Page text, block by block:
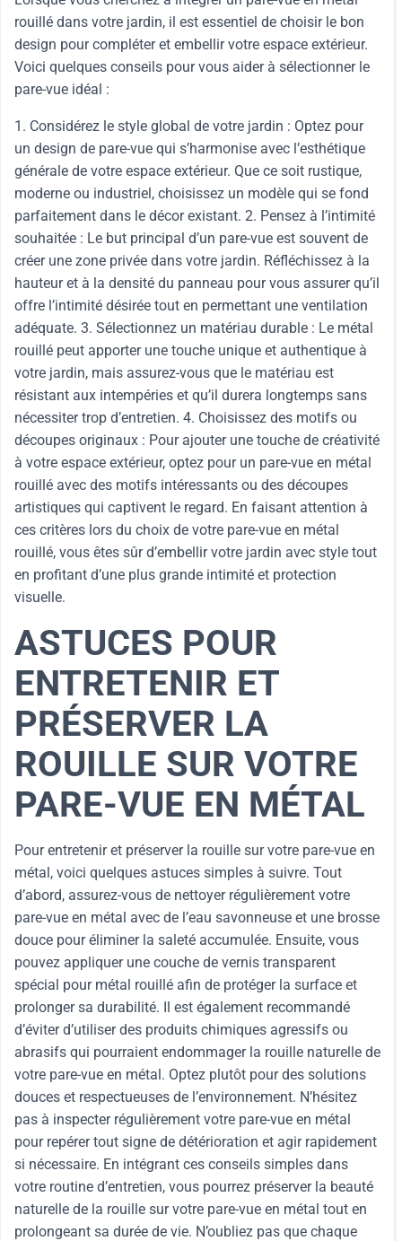
rouillé dans votre jardin, il est essentiel de choisir le bon
design pour compléter et embellir votre espace extérieur.
Voici quelques conseils pour vous aider à sélectionner le
pare-vue idéal :
1. Considérez le style global de votre jardin : Optez pour
un design de pare-vue qui s’harmonise avec l’esthétique
générale de votre espace extérieur. Que ce soit rustique,
moderne ou industriel, choisissez un modèle qui se fond
parfaitement dans le décor existant. 2. Pensez à l’intimité
souhaitée : Le but principal d’un pare-vue est souvent de
créer une zone privée dans votre jardin. Réfléchissez à la
hauteur et à la densité du panneau pour vous assurer qu’il
offre l’intimité désirée tout en permettant une ventilation
adéquate. 3. Sélectionnez un matériau durable : Le métal
rouillé peut apporter une touche unique et authentique à
votre jardin, mais assurez-vous que le matériau est
résistant aux intempéries et qu’il durera longtemps sans
nécessiter trop d’entretien. 4. Choisissez des motifs ou
découpes originaux : Pour ajouter une touche de créativité
à votre espace extérieur, optez pour un pare-vue en métal
rouillé avec des motifs intéressants ou des découpes
artistiques qui captivent le regard. En faisant attention à
ces critères lors du choix de votre pare-vue en métal
rouillé, vous êtes sûr d’embellir votre jardin avec style tout
en profitant d’une plus grande intimité et protection
visuelle.
ASTUCES POUR
ENTRETENIR ET
PRÉSERVER LA
ROUILLE SUR VOTRE
PARE-VUE EN MÉTAL
Pour entretenir et préserver la rouille sur votre pare-vue en
métal, voici quelques astuces simples à suivre. Tout
d’abord, assurez-vous de nettoyer régulièrement votre
pare-vue en métal avec de l’eau savonneuse et une brosse
douce pour éliminer la saleté accumulée. Ensuite, vous
pouvez appliquer une couche de vernis transparent
spécial pour métal rouillé afin de protéger la surface et
prolonger sa durabilité. Il est également recommandé
d’éviter d’utiliser des produits chimiques agressifs ou
abrasifs qui pourraient endommager la rouille naturelle de
votre pare-vue en métal. Optez plutôt pour des solutions
douces et respectueuses de l’environnement. N’hésitez
pas à inspecter régulièrement votre pare-vue en métal
pour repérer tout signe de détérioration et agir rapidement
si nécessaire. En intégrant ces conseils simples dans
votre routine d’entretien, vous pourrez préserver la beauté
naturelle de la rouille sur votre pare-vue en métal tout en
prolongeant sa durée de vie. N’oubliez pas que chaque